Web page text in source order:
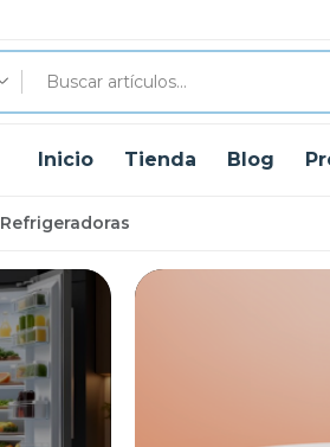
Inicio Tienda Blog
Refrigeradoras